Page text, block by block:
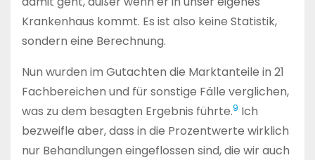
Krankenhaus kommt. Es ist also keine Statistik,
sondern eine Berechnung.
Nun wurden im Gutachten die Marktanteile in 21
Fachbereichen und für sonstige Fälle verglichen,
was zu dem besagten Ergebnis führte.9 Ich
bezweifle aber, dass in die Prozentwerte wirklich
nur Behandlungen eingeflossen sind, die wir auch